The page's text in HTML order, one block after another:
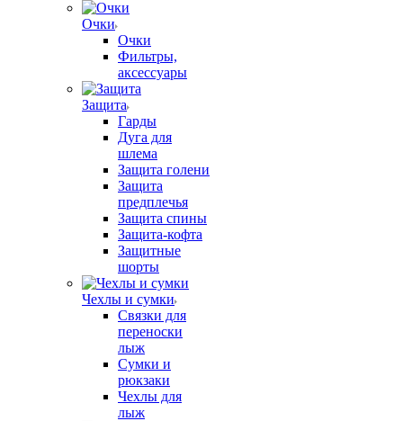
Очки
Очки
Фильтры,
аксессуары
Защита
Гарды
Дуга для
шлема
Защита голени
Защита
предплечья
Защита спины
Защита-кофта
Защитные
шорты
Чехлы и сумки
Связки для
переноски
лыж
Сумки и
рюкзаки
Чехлы для
лыж